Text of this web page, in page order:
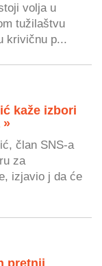
volja u
tužilaštvu
krivičnu p...
kaže izbori
»
član SNS-a
za
izjavio j da će